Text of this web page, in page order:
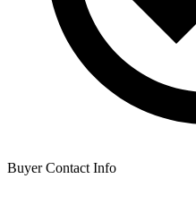
Buyer Contact Info